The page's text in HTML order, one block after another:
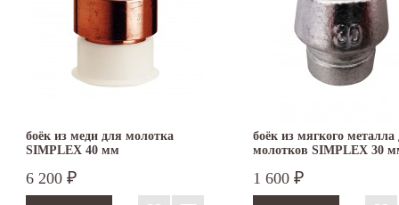
боёк из меди для молотка
SIMPLEX 40 мм
6 200 ₽
боёк из мягкого металла
молотков SIMPLEX 30
1 600 ₽